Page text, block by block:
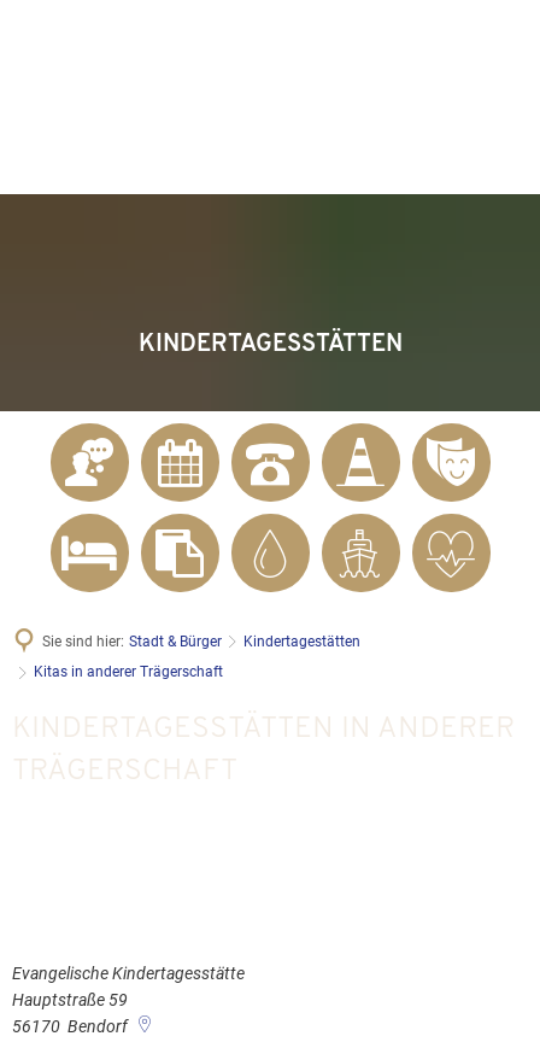
KINDERTAGESSTÄTTEN
Sie sind hier: Stadt & Bürger
Kindertagestätten
Kitas in anderer Trägerschaft
Kitas
in
KINDERTAGESSTÄTTEN IN ANDERER
TRÄGERSCHAFT
Evangelische Kindertagesstätte
Hauptstraße 59
56170 Bendorf